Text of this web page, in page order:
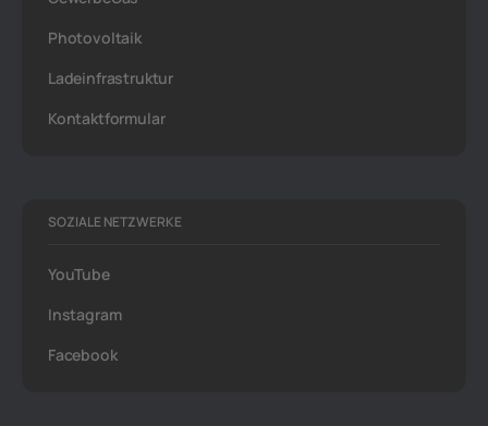
Photovoltaik
Ladeinfrastruktur
Kontaktformular
SOZIALE NETZWERKE
YouTube
Instagram
Facebook